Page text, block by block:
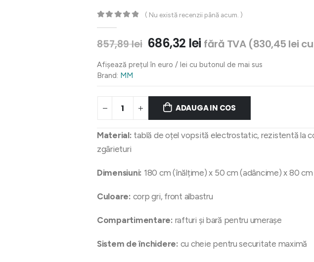
( Nu există recenzii până acum. )
857,89lei Prețul
a
857,89 lei.
686,32 leiPrețul
este:
fără TVA (830,45 lei
Afișează prețul în euro / lei cu butonul de mai sus
Brand: MM
ADAUGA IN COS
Material: tablă de oțel vopsită electrostatic, rezistentă la
zgârieturi
Dimensiuni: 180 cm (înălțime) x 50 cm (adâncime) x 80
Culoare: corp gri, front albastru
Compartimentare: rafturi și bară pentru umerașe
Sistem de închidere: cu cheie pentru securitate maximă